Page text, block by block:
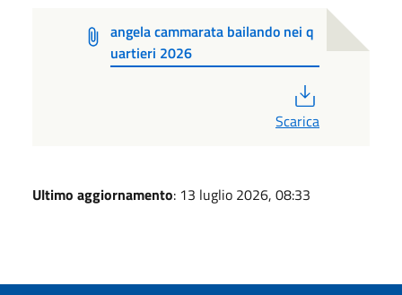
angela cammarata bailando nei q
uartieri 2026
Scarica
Ultimo aggiornamento: 13 luglio 2026, 08:33